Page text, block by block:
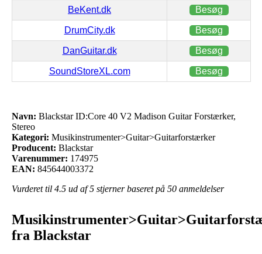
BeKent.dk Besøg
DrumCity.dk Besøg
DanGuitar.dk Besøg
SoundStoreXL.com Besøg
Navn: Blackstar ID:Core 40 V2 Madison Guitar Forstærker,
Stereo
Kategori: Musikinstrumenter>Guitar>Guitarforstærker
Producent: Blackstar
Varenummer: 174975
EAN: 845644003372
Vurderet til 4.5 ud af 5 stjerner baseret på 50 anmeldelser
fra Blackstar